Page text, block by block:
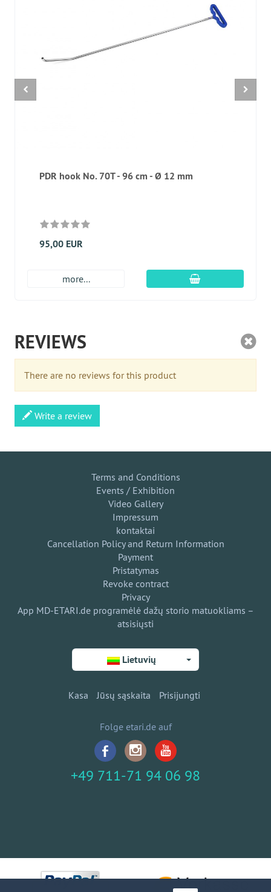
PDR hook No. 70T - 96 cm - Ø 12 mm
95,00 EUR
more... Įdėti į krepšį
REVIEWS
There are no reviews for this product
Write a review
Terms and Conditions
Events / Exhibition
Video Gallery
Impressum
kontaktai
Cancellation Policy and Return Information
Payment
Pristatymas
Revoke contract
Privacy
App MD-ETARI.de programėlė dažų storio matuokliams –
atsisiųsti
Lietuvių
Kasa Jūsų sąskaita Prisijungti
Folge etari.de auf
+49 711-71 94 06 98